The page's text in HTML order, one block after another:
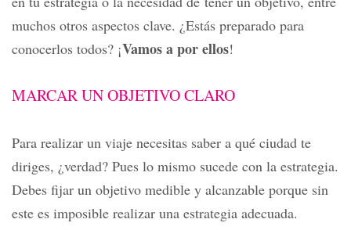
muchos otros aspectos clave. ¿Estás preparado para
conocerlos todos? ¡Vamos a por ellos!
MARCAR UN OBJETIVO CLARO
Para realizar un viaje necesitas saber a qué ciudad te
diriges, ¿verdad? Pues lo mismo sucede con la estrategia.
Debes fijar un objetivo medible y alcanzable porque sin
este es imposible realizar una estrategia adecuada.